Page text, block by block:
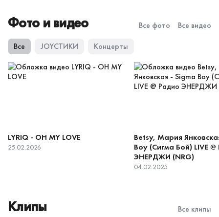
Фото и видео Все фото Все видео
Все JOYСТИКИ Концерты
LYRIQ - OH MY LOVE
25.02.2026
Betsy, Мария
Boy (Сигма Бой) LIVE
ЭНЕРДЖИ (NRG)
04.02.2025
Клипы Все клипы